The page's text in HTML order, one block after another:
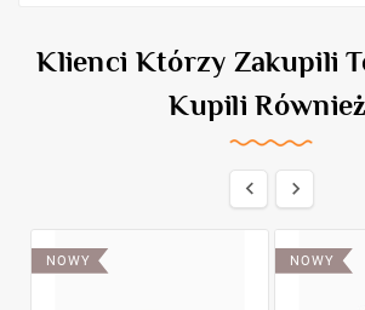
Klienci Którzy Zakupili
Kupili
 
NOWY NOWY